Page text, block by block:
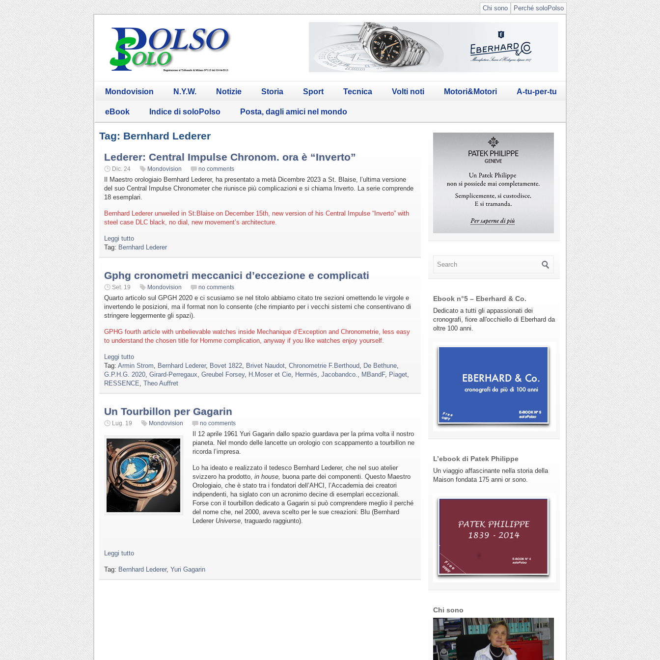
Perché soloPolso
Chi sono
Mondovision N.Y.W. Notizie Storia Sport Tecnica Volti noti Motori&Motori A-tu-per-tu
eBook Indice di soloPolso Posta, dagli amici nel mondo
Tag: Bernhard Lederer
Lederer: Central Impulse Chronom. ora è “Inverto”
Dic. 24 Mondovision no comments
Il Maestro orologiaio Bernhard Lederer, ha presentato a metà Dicembre 2023 a St. Blaise, l’ultima versione
del suo Central Impulse Chronometer che riunisce più complicazioni e si chiama Inverto. La serie comprende
18 esemplari.
Bernhard Lederer unweiled in St:Blaise on December 15th, new version of his Central Impulse “Inverto” with
steel case DLC black, no dial, new movement’s architecture.
Leggi tutto
Tag: Bernhard Lederer
Gphg cronometri meccanici d’eccezione e complicati
Set. 19 Mondovision no comments
Quarto articolo sul GPGH 2020 e ci scusiamo se nel titolo abbiamo citato tre sezioni omettendo le virgole e
invertendo le posizioni, ma il format non lo consente (che rimpianto per i vecchi sistemi che consentivano di
stringere leggermente gli spazi).
GPHG fourth article with unbelievable watches inside Mechanique d’Exception and Chronometrie, less easy
to understand the chosen title for Homme complication, anyway if you like watches enjoy yourself.
Leggi tutto
Tag: Armin Strom Bernhard Lederer, Bovet 1822 Brivet Naudot Chronometrie F.Berthoud De Bethune
G.P.H.G. 2020 Girard-Perregaux Greubel Forsey, H.Moser et Cie Hermès Jacobandco. MBandF, Piaget
RESSENCE Theo Auffret
Un Tourbillon per Gagarin
Lug. 19 Mondovision no comments
Il 12 aprile 1961 Yuri Gagarin dallo spazio guardava per la prima volta il nostro
pianeta. Nel mondo delle lancette un orologio con scappamento a tourbillon ne
ricorda l’impresa.
Lo ha ideato e realizzato il tedesco Bernhard Lederer, che nel suo atelier
svizzero ha prodotto, in house, buona parte dei componenti. Questo Maestro
Orologiaio, che è stato tra i fondatori dell’AHCI, l’Accademia dei creatori
indipendenti, ha siglato con un acronimo decine di esemplari eccezionali.
Forse con il tourbillon dedicato a Gagarin si può comprendere meglio il perché
del nome che, nel 2000, aveva scelto per le sue creazioni: Blu (Bernhard
Lederer Universe, traguardo raggiunto).
Leggi tutto
Tag: Bernhard Lederer, Yuri Gagarin
Ebook n°5 – Eberhard & Co.
Dedicato a tutti gli appassionati dei
cronografi, fiore all'occhiello di Eberhard da
oltre 100 anni.
L’ebook di Patek Philippe
Un viaggio affascinante nella storia della
Maison fondata 175 anni or sono.
Chi sono